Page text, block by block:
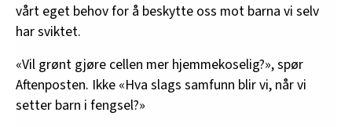
vårt eget behov for å beskytte oss mot barna vi selv
har sviktet.
«Vil grønt gjøre cellen mer hjemmekoselig?», spør
Aftenposten. Ikke «Hva slags samfunn blir vi, når vi
setter barn i fengsel?»